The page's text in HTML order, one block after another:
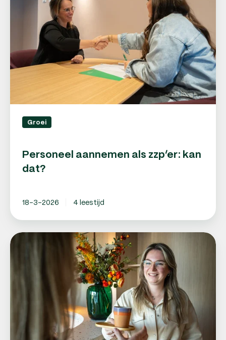
Groei
Personeel aannemen als zzp’er: kan
dat?
18-3-2026 4 leestijd
Personeel
aannemen?
onze